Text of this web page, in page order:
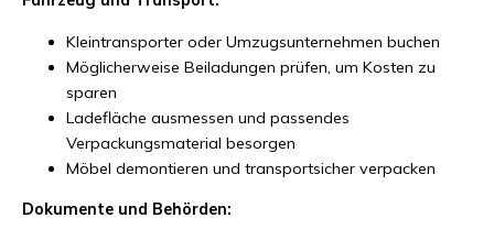
Kleintransporter oder Umzugsunternehmen buchen
Möglicherweise Beiladungen prüfen, um Kosten zu
sparen
Ladefläche ausmessen und passendes
Verpackungsmaterial besorgen
Möbel demontieren und transportsicher verpacken
Dokumente und Behörden: